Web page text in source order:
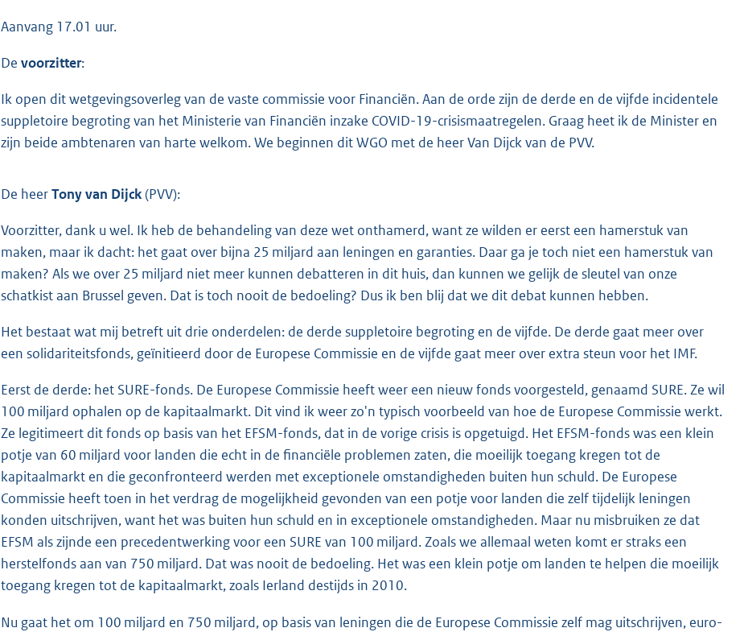
Aanvang 17.01 uur.
De voorzitter:
Ik open dit wetgevingsoverleg van de vaste commissie voor Financiën. Aan de orde zijn de derde en de vijfde incidentele
suppletoire begroting van het Ministerie van Financiën inzake COVID-19-crisismaatregelen. Graag heet ik de Minister en
zijn beide ambtenaren van harte welkom. We beginnen dit WGO met de heer Van Dijck van de PVV.
De heerTony van Dijck(PVV):
Voorzitter, dank u wel. Ik heb de behandeling van deze wet onthamerd, want ze wilden er eerst een hamerstuk van
maken, maar ik dacht: het gaat over bijna 25 miljard aan leningen en garanties. Daar ga je toch niet een hamerstuk van
maken? Als we over 25 miljard niet meer kunnen debatteren in dit huis, dan kunnen we gelijk de sleutel van onze
schatkist aan Brussel geven. Dat is toch nooit de bedoeling? Dus ik ben blij dat we dit debat kunnen hebben.
Het bestaat wat mij betreft uit drie onderdelen: de derde suppletoire begroting en de vijfde. De derde gaat meer over
een solidariteitsfonds, geïnitieerd door de Europese Commissie en de vijfde gaat meer over extra steun voor het IMF.
Eerst de derde: het SURE-fonds. De Europese Commissie heeft weer een nieuw fonds voorgesteld, genaamd SURE. Ze wil
100 miljard ophalen op de kapitaalmarkt. Dit vind ik weer zo'n typisch voorbeeld van hoe de Europese Commissie werkt.
Ze legitimeert dit fonds op basis van het EFSM-fonds, dat in de vorige crisis is opgetuigd. Het EFSM-fonds was een klein
potje van 60 miljard voor landen die echt in de financiële problemen zaten, die moeilijk toegang kregen tot de
kapitaalmarkt en die geconfronteerd werden met exceptionele omstandigheden buiten hun schuld. De Europese
Commissie heeft toen in het verdrag de mogelijkheid gevonden van een potje voor landen die zelf tijdelijk leningen
konden uitschrijven, want het was buiten hun schuld en in exceptionele omstandigheden. Maar nu misbruiken ze dat
EFSM als zijnde een precedentwerking voor een SURE van 100 miljard. Zoals we allemaal weten komt er straks een
herstelfonds aan van 750 miljard. Dat was nooit de bedoeling. Het was een klein potje om landen te helpen die moeilijk
toegang kregen tot de kapitaalmarkt, zoals Ierland destijds in 2010.
Nu gaat het om 100 miljard en 750 miljard, op basis van leningen die de Europese Commissie zelf mag uitschrijven, euro-